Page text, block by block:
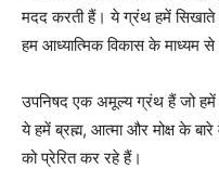
मदद करती हैं। ये ग्रंथ हमें
हम आध्यात्मिक विकास के माध्यम से
उपनिषद एक अमूल्य ग्रंथ हैं जो
ये हमें ब्रह्म, आत्मा और मोक्ष के
को प्रेरित कर रहे हैं।